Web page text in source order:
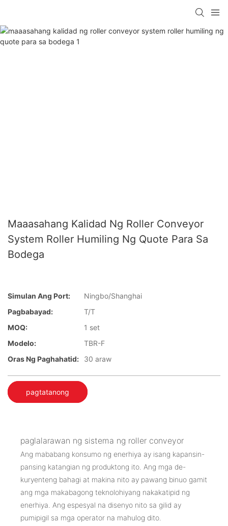
Maaasahang Kalidad Ng Roller Conveyor
System Roller Humiling Ng Quote Para Sa
Bodega
Simulan Ang Port:
Ningbo/Shanghai
Pagbabayad:
T/T
MOQ:
1 set
Modelo:
TBR-F
Oras Ng Paghahatid:
30 araw
pagtatanong
paglalarawan ng sistema ng roller conveyor
Ang mababang konsumo ng enerhiya ay isang kapansin-
pansing katangian ng produktong ito. Ang mga de-
kuryenteng bahagi at makina nito ay pawang binuo gamit
ang mga makabagong teknolohiyang nakakatipid ng
enerhiya. Ang espesyal na disenyo nito sa gilid ay
pumipigil sa mga operator na mahulog dito.